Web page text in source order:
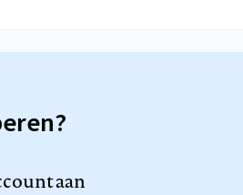
aan